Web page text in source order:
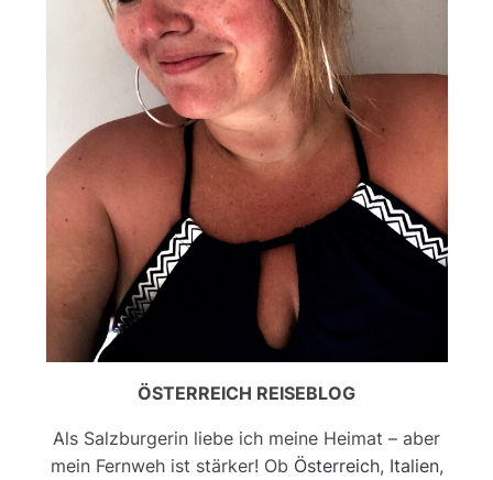
ÖSTERREICH REISEBLOG
Als Salzburgerin liebe ich meine Heimat – aber
mein Fernweh ist stärker! Ob Österreich, Italien,